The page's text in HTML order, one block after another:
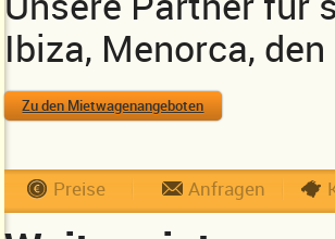
Ibiza, Menorca,
Zu den Mietwagenangeboten
Preise Anfragen